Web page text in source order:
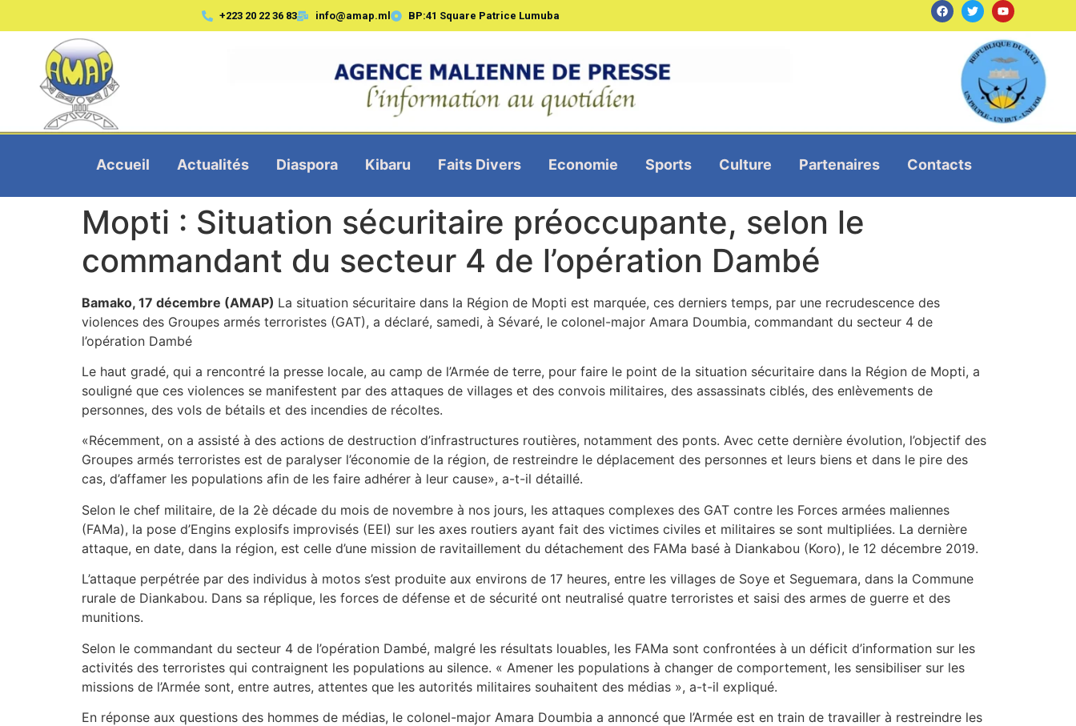
+223 20 22 36 83 info@amap.ml BP:41 Square Patrice Lumuba
Accueil Actualités Diaspora Kibaru Faits Divers Economie Sports Culture Partenaires Contacts
Mopti : Situation sécuritaire préoccupante, selon le
commandant du secteur 4 de l’opération Dambé
Bamako, 17 décembre (AMAP) La situation sécuritaire dans la Région de Mopti est marquée, ces derniers temps, par une recrudescence des
violences des Groupes armés terroristes (GAT), a déclaré, samedi, à Sévaré, le colonel-major Amara Doumbia, commandant du secteur 4 de
l’opération Dambé
Le haut gradé, qui a rencontré la presse locale, au camp de l’Armée de terre, pour faire le point de la situation sécuritaire dans la Région de Mopti, a
souligné que ces violences se manifestent par des attaques de villages et des convois militaires, des assassinats ciblés, des enlèvements de
personnes, des vols de bétails et des incendies de récoltes.
«Récemment, on a assisté à des actions de destruction d’infrastructures routières, notamment des ponts. Avec cette dernière évolution, l’objectif des
Groupes armés terroristes est de paralyser l’économie de la région, de restreindre le déplacement des personnes et leurs biens et dans le pire des
cas, d’affamer les populations afin de les faire adhérer à leur cause», a-t-il détaillé.
Selon le chef militaire, de la 2è décade du mois de novembre à nos jours, les attaques complexes des GAT contre les Forces armées maliennes
(FAMa), la pose d’Engins explosifs improvisés (EEI) sur les axes routiers ayant fait des victimes civiles et militaires se sont multipliées. La dernière
attaque, en date, dans la région, est celle d’une mission de ravitaillement du détachement des FAMa basé à Diankabou (Koro), le 12 décembre 2019.
L’attaque perpétrée par des individus à motos s’est produite aux environs de 17 heures, entre les villages de Soye et Seguemara, dans la Commune
rurale de Diankabou. Dans sa réplique, les forces de défense et de sécurité ont neutralisé quatre terroristes et saisi des armes de guerre et des
munitions.
Selon le commandant du secteur 4 de l’opération Dambé, malgré les résultats louables, les FAMa sont confrontées à un déficit d’information sur les
activités des terroristes qui contraignent les populations au silence. « Amener les populations à changer de comportement, les sensibiliser sur les
missions de l’Armée sont, entre autres, attentes que les autorités militaires souhaitent des médias », a-t-il expliqué.
En réponse aux questions des hommes de médias, le colonel-major Amara Doumbia a annoncé que l’Armée est en train de travailler à restreindre les